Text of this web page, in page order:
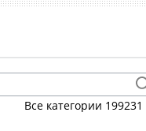
Все категории 199231